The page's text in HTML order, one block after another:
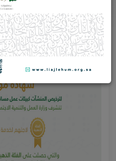
الرئيسية شهادة المواءمة